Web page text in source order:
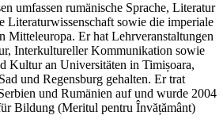
umfassen rumänische Sprache, Literatur
Literaturwissenschaft sowie die imperiale
Mitteleuropa. Er hat Lehrveranstaltungen
Interkultureller Kommunikation sowie
Kultur an Universitäten in Timișoara,
und Regensburg gehalten. Er trat
und Rumänien auf und wurde 2004
Bildung (Meritul pentru Învățământ)